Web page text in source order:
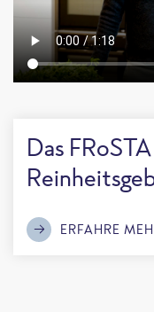
Das FRoSTA
ERFAHRE